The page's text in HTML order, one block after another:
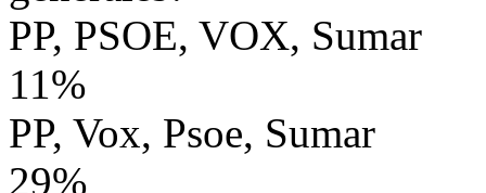
PP, PSOE, VOX, Sumar
11%
PP, Vox, Psoe, Sumar
29%